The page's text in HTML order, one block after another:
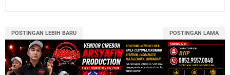
POSTINGAN LEBIH BARU POSTINGAN LAMA